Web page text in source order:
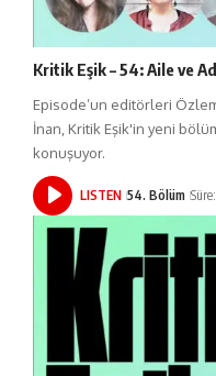
Kritik Eşik – 54: Aile ve
Episode’un editörleri
İnan, Kritik Eşik'in yeni
konuşuyor.
LISTEN 54. Bölüm